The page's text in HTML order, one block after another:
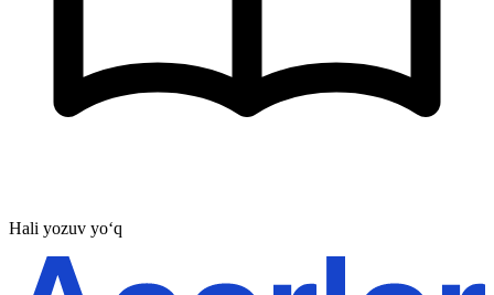
Hali yozuv yo‘q